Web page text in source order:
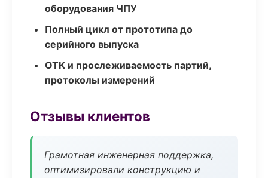
оборудования ЧПУ
Полный цикл от прототипа до
серийного выпуска
ОТК и прослеживаемость партий,
протоколы измерений
Отзывы клиентов
Грамотная инженерная поддержка,
оптимизировали конструкцию и